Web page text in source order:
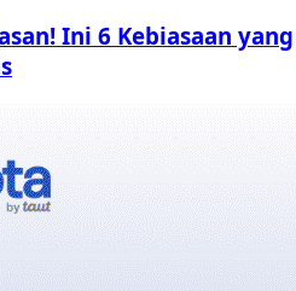
Ini 6 Kebiasaan yang